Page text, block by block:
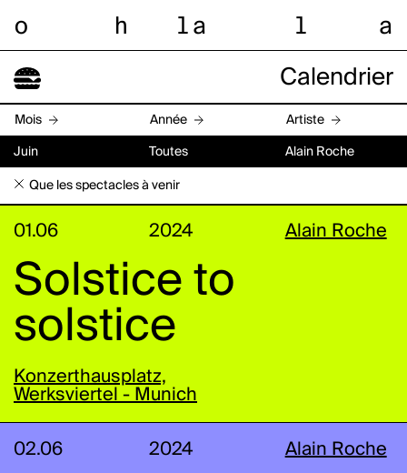
o h l a l a
Calendrier
Mois Année Artiste
Juin Toutes Alain Roche
Que les spectacles à venir
01.06 2024 Alain Roche
Solstice to
solstice
Konzerthausplatz,
Werksviertel - Munich
02.06 2024 Alain Roche